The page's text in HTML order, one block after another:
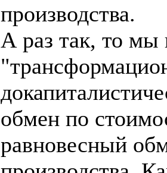
производства.
А раз так, то мы
обмен по
равновесный